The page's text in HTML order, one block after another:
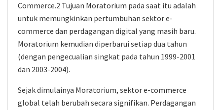
Commerce.2 Tujuan Moratorium pada saat itu adalah
untuk memungkinkan pertumbuhan sektor e-
commerce dan perdagangan digital yang masih baru.
Moratorium kemudian diperbarui setiap dua tahun
(dengan pengecualian singkat pada tahun 1999-2001
dan 2003-2004).
Sejak dimulainya Moratorium, sektor e-commerce
global telah berubah secara signifikan. Perdagangan